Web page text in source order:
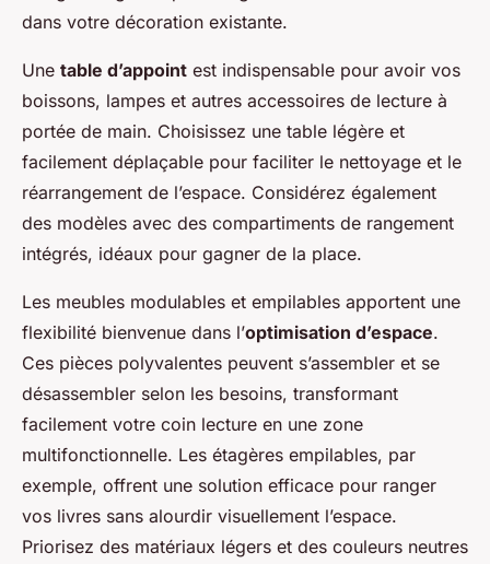
dans votre décoration existante.
Une table d’appoint est indispensable pour avoir vos
boissons, lampes et autres accessoires de lecture à
portée de main. Choisissez une table légère et
facilement déplaçable pour faciliter le nettoyage et le
réarrangement de l’espace. Considérez également
des modèles avec des compartiments de rangement
intégrés, idéaux pour gagner de la place.
Les meubles modulables et empilables apportent une
flexibilité bienvenue dans l’optimisation d’espace.
Ces pièces polyvalentes peuvent s’assembler et se
désassembler selon les besoins, transformant
facilement votre coin lecture en une zone
multifonctionnelle. Les étagères empilables, par
exemple, offrent une solution efficace pour ranger
vos livres sans alourdir visuellement l’espace.
Priorisez des matériaux légers et des couleurs neutres